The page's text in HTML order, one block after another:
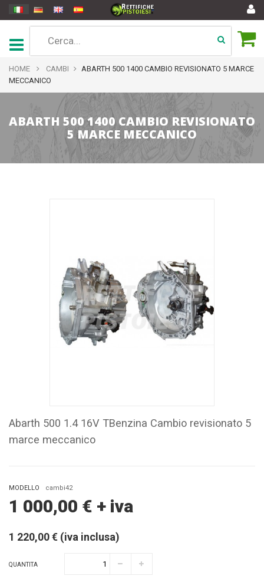
HOME CAMBI
ABARTH 500 1400 CAMBIO REVISIONATO 5 MARCE
MECCANICO
ABARTH 500 1400 CAMBIO REVISIONATO
5 MARCE MECCANICO
Abarth 500 1.4 16V TBenzina Cambio revisionato 5
marce meccanico
MODELLO cambi42
1 000,00 € + iva
1 220,00 € (iva inclusa)
QUANTITA